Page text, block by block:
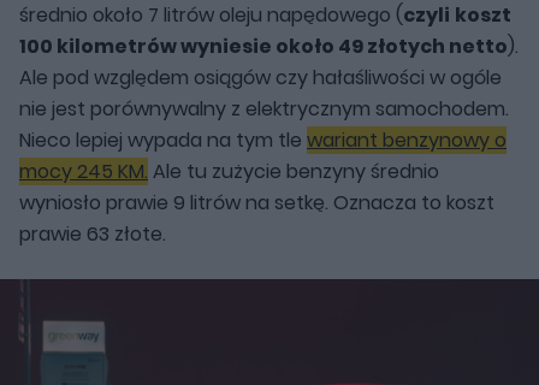
średnio około 7 litrów oleju napędowego (czyli koszt
100 kilometrów wyniesie około 49 złotych netto).
Ale pod względem osiągów czy hałaśliwości w ogóle
nie jest porównywalny z elektrycznym samochodem.
Nieco lepiej wypada na tym tle wariant benzynowy o
mocy 245 KM. Ale tu zużycie benzyny średnio
wyniosło prawie 9 litrów na setkę. Oznacza to koszt
prawie 63 złote.